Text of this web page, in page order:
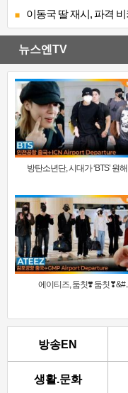
이동국 딸 재시, 파격
뉴스엔TV
방탄소년단, 시대가 ‘BTS’ 원해
에이티즈, 둠칫❣️ 둠칫❣&#..
방송EN
생활.문화